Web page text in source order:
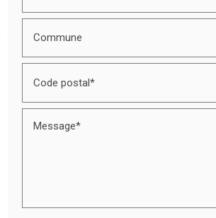
Commune
Code postal*
Message*